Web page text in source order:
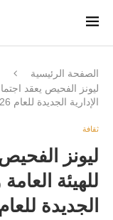
الصفحة الرئيسية
ليونز الفحيص يعقد
الإدارية الجديدة للعام 2026–2027
ثقافة
ليونز
للهيئة
الجديدة للعام